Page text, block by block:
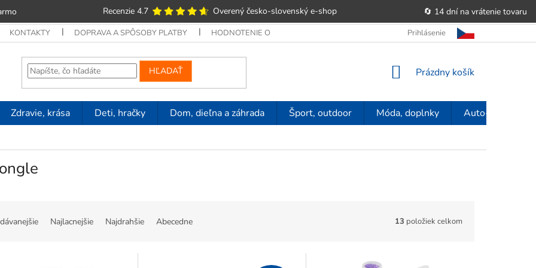
Recenzie 4.7 Overený česko-slovenský e‑shop 🔄 14 dní na vrátenie tovaru
KONTAKTY DOPRAVA A SPÔSOBY PLATBY HODNOTENIE OBCHODU OBCHODNÉ PODMIENKY POUČENIE O PRÁVE
Prihlásenie
HĽADAŤ
NÁKUPNÝ
Prázdny košík
Zdravie, krása Deti, hračky Dom, dieľna a záhrada Šport, outdoor Móda, doplnky Auto-moto
Najlacnejšie Najdrahšie Abecedne 13 položiek celkom